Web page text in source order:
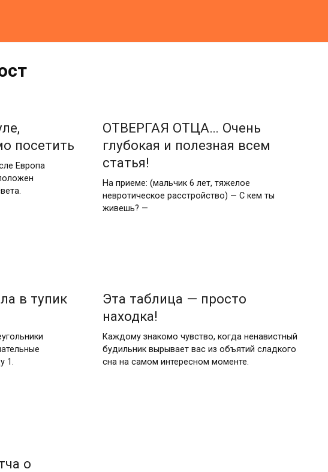
посетить
Европа
ОТВЕРГАЯ ОТЦА… Очень
глубокая и полезная всем
статья!
На приеме: (мальчик 6 лет, тяжелое
невротическое расстройство) — С кем ты
живешь? —
в тупик
1.
Эта таблица — просто
находка!
Каждому знакомо чувство, когда ненавистный
будильник вырывает вас из объятий сладкого
сна на самом интересном моменте.
о